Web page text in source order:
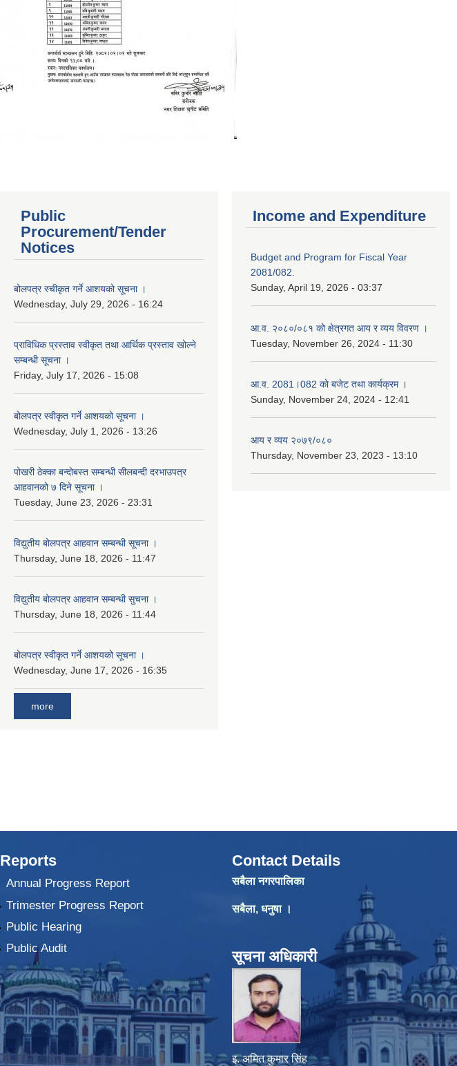
Public
Procurement/Tender
Notices
बोलपत्र स्चीकृत गर्ने आशयको सूचना ।
Wednesday, July 29, 2026 - 16:24
प्राविधिक प्रस्ताव स्वीकृत तथा आर्थिक प्रस्ताव खोल्ने
सम्बन्धी सूचना ।
Friday, July 17, 2026 - 15:08
बोलपत्र स्वीकृत गर्ने आशयको सूचना ।
Wednesday, July 1, 2026 - 13:26
पोखरी ठेक्का बन्दोबस्त सम्बन्धी सीलबन्दी दरभाउपत्र
आहवानको ७ दिने सूचना ।
Tuesday, June 23, 2026 - 23:31
विद्युतीय बोलपत्र आहवान सम्बन्धी सूचना ।
Thursday, June 18, 2026 - 11:47
विद्युतीय बोलपत्र आहवान सम्बन्धी सुचना ।
Thursday, June 18, 2026 - 11:44
बोलपत्र स्वीकृत गर्ने आशयको सूचना ।
Wednesday, June 17, 2026 - 16:35
more
Income and Expenditure
Budget and Program for Fiscal Year
2081/082.
Sunday, April 19, 2026 - 03:37
आ.व. २०८०/०८१ को क्षेत्रगत आय र व्यय विवरण ।
Tuesday, November 26, 2024 - 11:30
आ.व. 2081।082 को बजेट तथा कार्यक्रम ।
Sunday, November 24, 2024 - 12:41
आय र व्यय २०७९/०८०
Thursday, November 23, 2023 - 13:10
Reports
Annual Progress Report
Trimester Progress Report
Public Hearing
Public Audit
Contact Details
सबैला नगरपालिका
सबैला, धनुषा ।
सूचना अधिकारी
इ. अमित कुमार सिंह